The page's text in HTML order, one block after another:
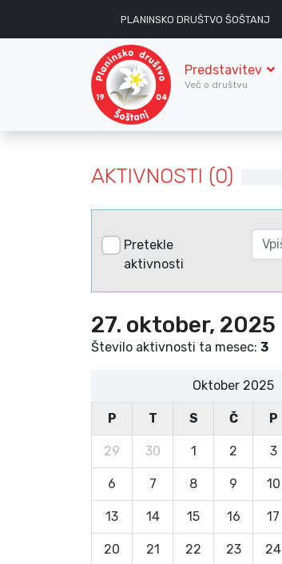
PLANINSKO DRUŠTVO ŠOŠTANJ
Predstavitev
Več o društvu
AKTIVNOSTI (0)
Pretekle
aktivnosti
27. oktober, 2025
Število aktivnosti ta mesec: 3
Oktober 2025
P T S Č P
29 30 1 2 3
6 7 8 9 10
13 14 15 16 17
20 21 22 23 24